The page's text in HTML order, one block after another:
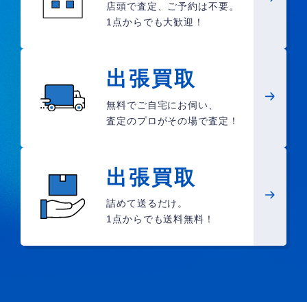
店頭で査定、ご予約は不要。
1点からでも大歓迎！
出張買取
無料でご自宅にお伺い、
査定のプロがその場で査定！
出張買取
詰めて送るだけ。
1点からでも送料無料！